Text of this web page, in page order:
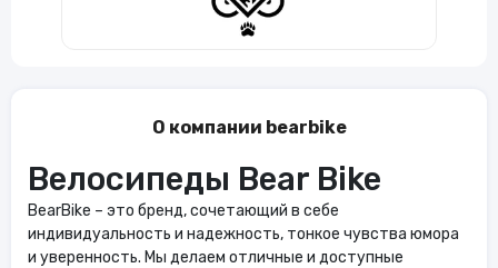
О компании bearbike
Велосипеды Bear Bike
BearBike – это бренд, сочетающий в себе
индивидуальность и надежность, тонкое чувства юмора
и уверенность. Мы делаем отличные и доступные